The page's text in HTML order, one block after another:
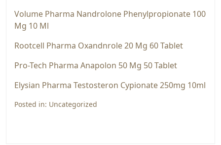
Volume Pharma Nandrolone Phenylpropionate 100
Mg 10 Ml
Rootcell Pharma Oxandnrole 20 Mg 60 Tablet
Pro-Tech Pharma Anapolon 50 Mg 50 Tablet
Elysi̇an Pharma Testosteron Cypi̇onate 250mg 10ml
Posted in: Uncategorized